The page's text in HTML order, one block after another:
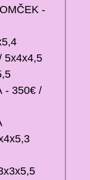
-
5x4x4,5
- 350€ /